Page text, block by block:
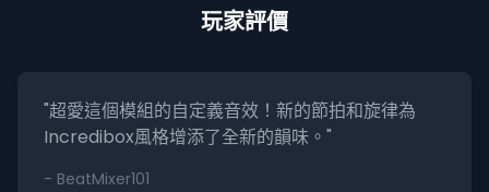
玩家評價
"超愛這個模組的自定義音效！新的節拍和旋律為
Incredibox風格增添了全新的韻味。"
- BeatMixer101